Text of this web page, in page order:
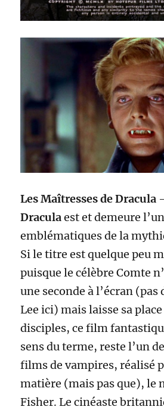
Les Maîtresses de Dracula
Draculaest et demeure
emblématiques de la
Si le titre est quelque peu
puisque le célèbre Comte
une seconde à l’écran
Lee ici) mais laisse sa place
disciples, ce film
sens du terme, reste l’un
films de vampires, réalisé
matière (mais pas que), le
Fisher. Le cinéaste